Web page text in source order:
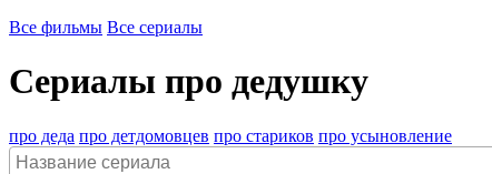
Все фильмы Все сериалы
Сериалы про дедушку
про деда про детдомовцев про стариков про усыновление